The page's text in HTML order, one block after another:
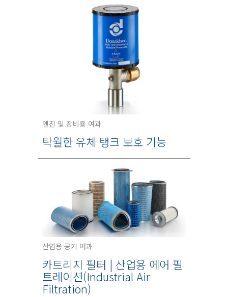
엔진 및 장비용 여과
탁월한 유체 탱크 보호 기능
산업용 공기 여과
카트리지 필터 | 산업용 에어 필
트레이션(Industrial Air
Filtration)